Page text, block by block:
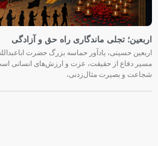
اربعین؛ تجلی ماندگاری راه حق و آزادگی
اربعین حسینی، یادآور حماسه بزرگ حضرت
مسیر دفاع از حقیقت، عزت و ارزش‌های انسانی
شجاعت و بصیرت مثال‌زدنی،